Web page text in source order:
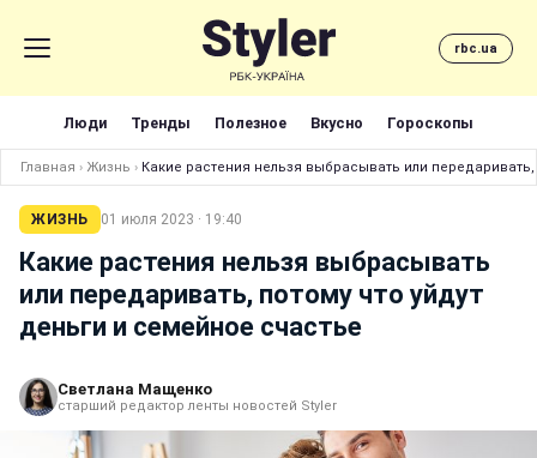
rbc.ua
Люди Тренды Полезное Вкусно Гороскопы
Главная › Жизнь › Какие растения нельзя выбрасывать или
ЖИЗНЬ 01 июля 2023 · 19:40
Какие растения нельзя выбрасывать
или передаривать, потому что уйдут
деньги и семейное счастье
Светлана Мащенко
старший редактор ленты новостей Styler